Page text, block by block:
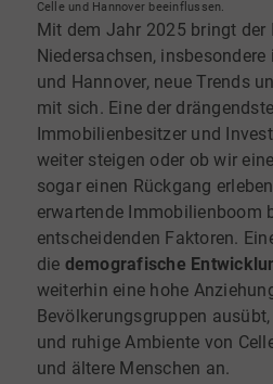
Celle und Hannover beeinflussen.
Mit dem Jahr 2025 bringt
Niedersachsen,
und Hannover, neue Trends
mit sich. Eine der
Immobilienbesitzer und
weiter steigen oder ob wir
sogar einen Rückgang
erwartende Immobilienboom
entscheidenden Faktoren.
die demografische
weiterhin eine hohe
Bevölkerungsgruppen
und ruhige Ambiente von
und ältere Menschen an.